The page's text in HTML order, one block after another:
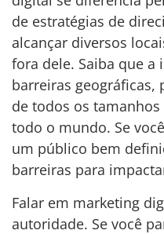
de estratégias de
alcançar diversos
fora dele. Saiba que a
barreiras geográficas,
de todos os tamanhos
todo o mundo. Se
um público bem
barreiras para
Falar em marketing
autoridade. Se você